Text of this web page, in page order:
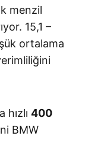
menzil
. 15,1 –
ortalama
hızlı 400
BMW